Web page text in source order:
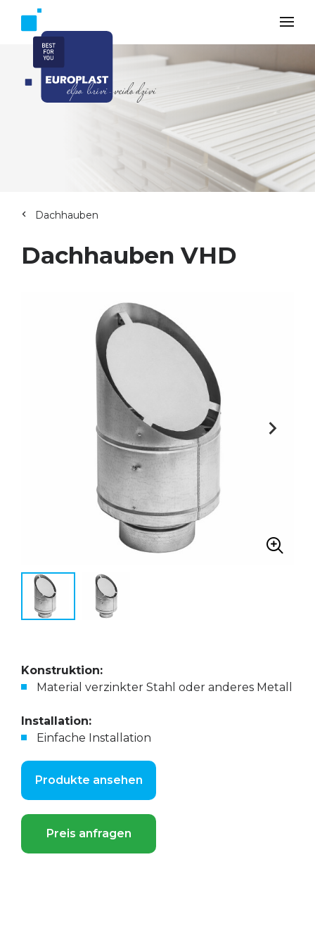
Dachhauben
Dachhauben VHD
Konstruktion:
Material verzinkter Stahl oder anderes Metall
Installation:
Einfache Installation
Produkte ansehen
Preis anfragen